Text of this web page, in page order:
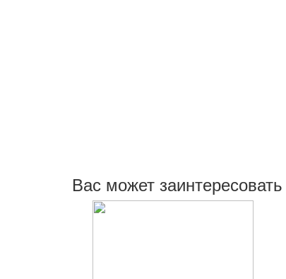
Вас может заинтересовать